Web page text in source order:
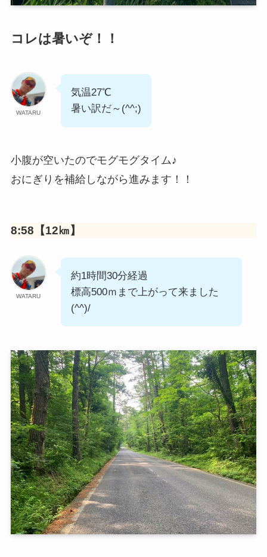
コレは暑いぞ！！
WATARU
気温27℃
暑い訳だ～(^^;)
小腹が空いたのでモグモグタイム♪
おにぎりを補給しながら進みます！！
8:58【12㎞】
WATARU
約1時間30分経過
標高500ｍまで上がって来ました
(^^)/